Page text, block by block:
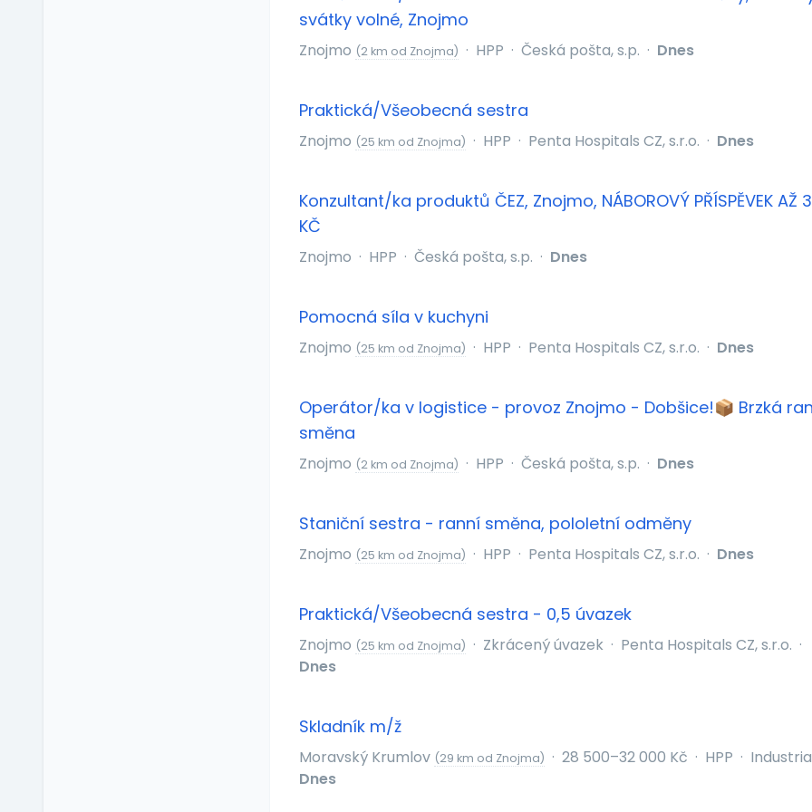
svátky volné, Znojmo
Znojmo (2 km od Znojma) · HPP · Česká pošta, s.p. · Dnes
Praktická/Všeobecná sestra
Znojmo (25 km od Znojma) · HPP · Penta Hospitals CZ, s.r.o. · Dnes
Konzultant/ka produktů ČEZ, Znojmo, NÁBOROVÝ PŘÍSPĚVEK AŽ
KČ
Znojmo · HPP · Česká pošta, s.p. · Dnes
Pomocná síla v kuchyni
Znojmo (25 km od Znojma) · HPP · Penta Hospitals CZ, s.r.o. · Dnes
Operátor/ka v logistice - provoz Znojmo - Dobšice!📦 Brzká
směna
Znojmo (2 km od Znojma) · HPP · Česká pošta, s.p. · Dnes
Staniční sestra - ranní směna, pololetní odměny
Znojmo (25 km od Znojma) · HPP · Penta Hospitals CZ, s.r.o. · Dnes
Praktická/Všeobecná sestra - 0,5 úvazek
Znojmo (25 km od Znojma) · Zkrácený úvazek · Penta Hospitals CZ, s.r.o. ·
Dnes
Skladník m/ž
Moravský Krumlov (29 km od Znojma) · 28 500–32 000 Kč · HPP ·
Dnes